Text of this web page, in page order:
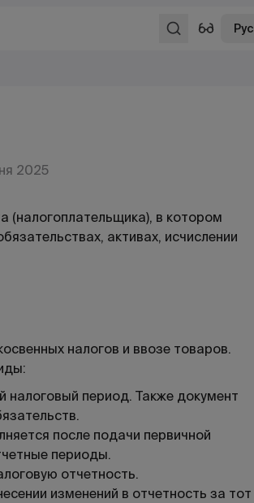
Рус
2025
(налогоплательщика), в котором
активах, исчислении
налогов и ввозе товаров.
налоговый период. Также документ
после подачи первичной
периоды.
отчетность.
изменений в отчетность за тот